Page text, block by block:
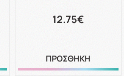
12.75€
ΠΡΟΣΘΗΚΗ